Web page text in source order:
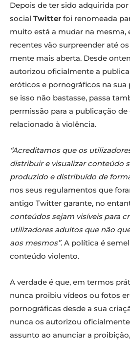
Depois de ter sido adquirida por
social Twitter foi renomeada
muito está a mudar na mesma,
recentes vão surpreender até
mente mais aberta. Desde
autorizou oficialmente a
eróticos e pornográficos na sua
se isso não bastasse, passa
permissão para a publicação
relacionado à violência.
“Acreditamos que os
distribuir e visualizar conteúdo
produzido e distribuído de
nos seus regulamentos que
antigo Twitter garante, no
conteúdos sejam visíveis para
utilizadores adultos que não
aos mesmos”. A política é
conteúdo violento.
A verdade é que, em termos
nunca proibiu vídeos ou fotos
pornográficas desde a sua
nunca os autorizou
assunto ao anunciar a